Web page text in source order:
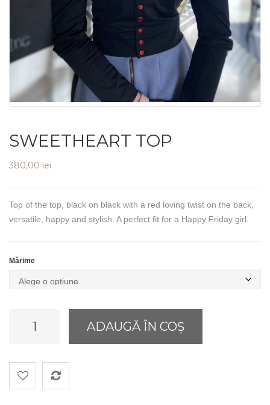
SWEETHEART TOP
380,00 lei
Top of the top, black on black with a red loving twist on the back,
versatile, happy and stylish. A perfect fit for a Happy Friday girl.
Mărime
Sweetheart
ADAUGĂ ÎN COȘ